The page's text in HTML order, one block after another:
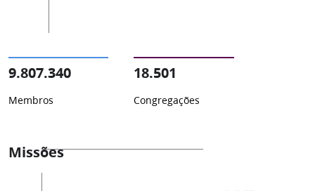
9.807.340
Membros
18.501
Congregações
Missões